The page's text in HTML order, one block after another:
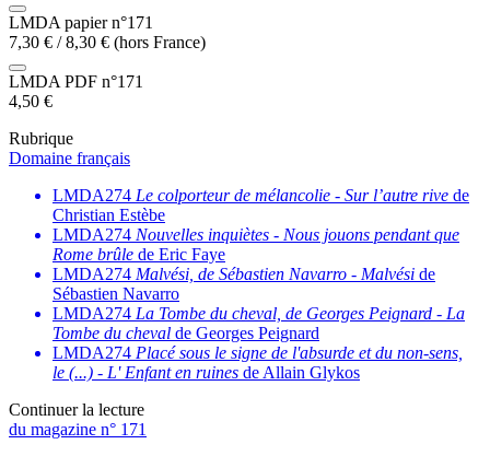
LMDA papier n°171
7,30 € /8,30 € (hors France)
LMDA PDF n°171
4,50 €
Rubrique
Domaine français
LMDA274 Le colporteur de mélancolie - Sur l’autre rive de
Christian Estèbe
LMDA274 Nouvelles inquiètes - Nous jouons pendant que
Rome brûle de Eric Faye
LMDA274 Malvési, de Sébastien Navarro - Malvési de
Sébastien Navarro
LMDA274 La Tombe du cheval, de Georges Peignard - La
Tombe du cheval de Georges Peignard
LMDA274 Placé sous le signe de l'absurde et du non-sens,
le (...) - L' Enfant en ruines de Allain Glykos
Continuer la lecture
du magazine n° 171